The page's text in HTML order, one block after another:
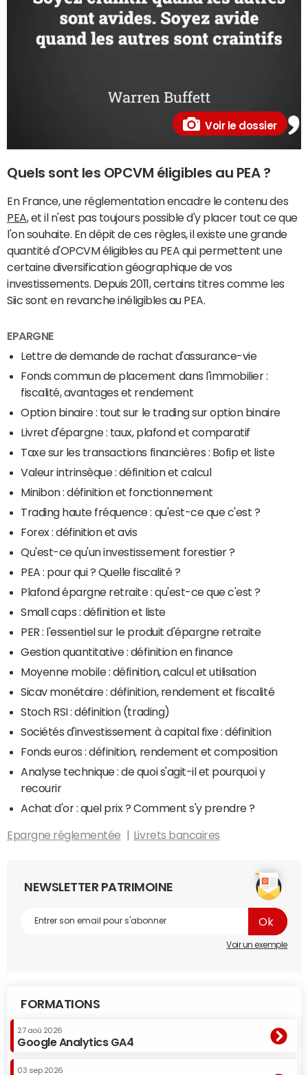
Voir le dossier
Quels sont les OPCVM éligibles au PEA ?
En France, une réglementation encadre le contenu des
PEA, et il n'est pas toujours possible d'y placer tout ce que
l'on souhaite. En dépit de ces règles, il existe une grande
quantité d'OPCVM éligibles au PEA qui permettent une
certaine diversification géographique de vos
investissements. Depuis 2011, certains titres comme les
Siic sont en revanche inéligibles au PEA.
EPARGNE
Lettre de demande de rachat d'assurance-vie
Fonds commun de placement dans l'immobilier :
fiscalité, avantages et rendement
Option binaire : tout sur le trading sur option binaire
Livret d'épargne : taux, plafond et comparatif
Taxe sur les transactions financières : Bofip et liste
Valeur intrinsèque : définition et calcul
Minibon : définition et fonctionnement
Trading haute fréquence : qu'est-ce que c'est ?
Forex : définition et avis
Qu'est-ce qu'un investissement forestier ?
PEA : pour qui ? Quelle fiscalité ?
Plafond épargne retraite : qu'est-ce que c'est ?
Small caps : définition et liste
PER : l'essentiel sur le produit d'épargne retraite
Gestion quantitative : définition en finance
Moyenne mobile : définition, calcul et utilisation
Sicav monétaire : définition, rendement et fiscalité
Stoch RSI : définition (trading)
Sociétés d'investissement à capital fixe : définition
Fonds euros : définition, rendement et composition
Analyse technique : de quoi s'agit-il et pourquoi y
recourir
Achat d'or : quel prix ? Comment s'y prendre ?
Epargne réglementée Livrets bancaires
NEWSLETTER PATRIMOINE
Voir un exemple
FORMATIONS
27 aoû 2026
Google Analytics GA4
03 sep 2026